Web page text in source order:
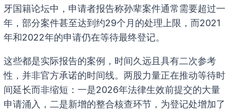
牙国籍论坛中，申请者报告称孙辈案件通常需要超过一
年，部分案件甚至达到约29个月的处理上限，而2021
年和2022年的申请仍在等待最终登记。
这些都是实际报告的案例，时间久远且具有二次参考
性，并非官方承诺的时间线。两股力量正在推动等待时
间延长而非缩短：一是2026年法律生效前提交的大量
申请涌入，二是新增的整合核查环节，为登记处增加了